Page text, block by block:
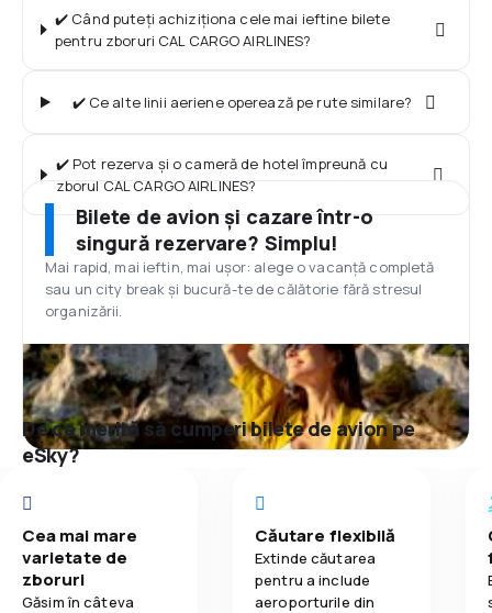
✔️ Când puteți achiziționa cele mai ieftine bilete
pentru zboruri CAL CARGO AIRLINES?
✔️ Ce alte linii aeriene operează pe rute similare?
✔️ Pot rezerva și o cameră de hotel împreună cu
zborul CAL CARGO AIRLINES?
Bilete de avion și cazare într-o
singură rezervare? Simplu!
Mai rapid, mai ieftin, mai ușor: alege o vacanță completă
sau un city break și bucură-te de călătorie fără stresul
organizării.
De ce merită să cumperi bilete de avion pe
eSky?
Cea mai mare
varietate de
zboruri
Găsim în câteva
Căutare flexibilă
Extinde căutarea
pentru a include
aeroporturile din